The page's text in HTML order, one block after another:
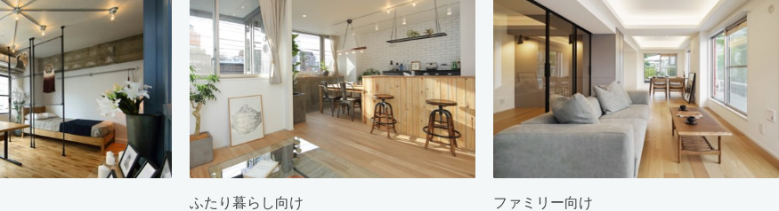
ふたり暮らし向け ファミリー向け